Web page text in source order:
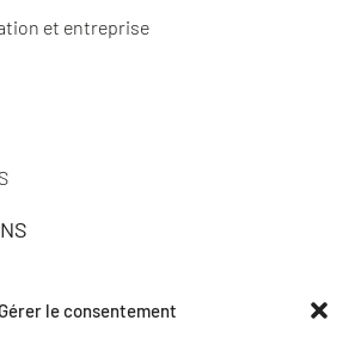
Gérer le consentement
et entreprise